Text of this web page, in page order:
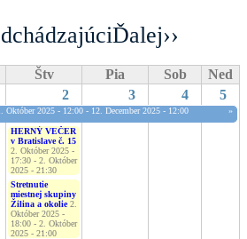
Ďalej››
Štv Pia Sob
Ned
2 3 4 5
Október 2025 - 12:00 - 12. December 2025 - 12:00 »
HERNÝ VEČER
v Bratislave č. 15
2. Október 2025 -
17:30 - 2. Október
2025 - 21:30
Stretnutie
miestnej skupiny
Žilina a okolie 2.
Október 2025 -
18:00 - 2. Október
2025 - 21:00